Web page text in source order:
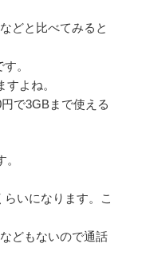
どと比べてみると
。
よね。
で3GBまで使える
いになります。こ
どもないので通話